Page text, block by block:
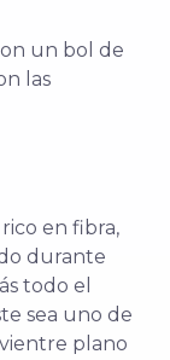
un bol de
las
en fibra,
durante
todo el
sea uno de
plano